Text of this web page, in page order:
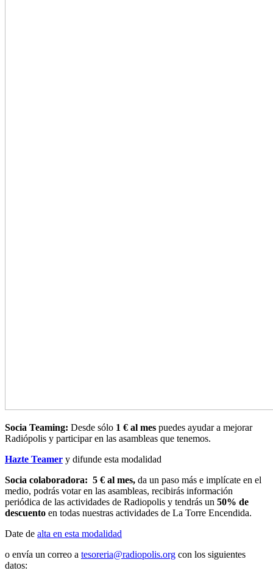
Socia Teaming: Desde sólo 1 € al mes puedes ayudar a mejorar
Radiópolis y participar en las asambleas que tenemos.
Hazte Teamer y difunde esta modalidad
Socia colaboradora: 5 € al mes, da un paso más e implícate en el
medio, podrás votar en las asambleas, recibirás información
periódica de las actividades de Radiopolis y tendrás un 50% de
descuento en todas nuestras actividades de La Torre Encendida.
Date de alta en esta modalidad
o envía un correo a tesoreria@radiopolis.org con los siguientes
datos: